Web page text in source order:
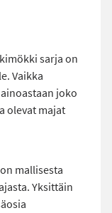
sarja on
Vaikka
joko
olevat majat
mallisesta
Yksittäin